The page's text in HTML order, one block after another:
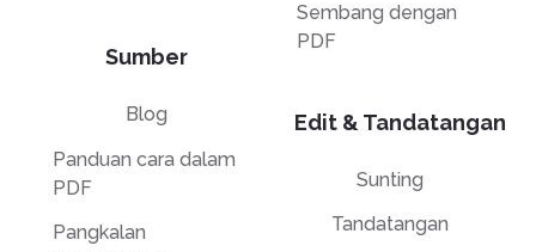
Sumber
Blog
Panduan cara dalam
PDF
Pangkalan
Sembang dengan
PDF
Edit & Tandatangan
Sunting
Tandatangan